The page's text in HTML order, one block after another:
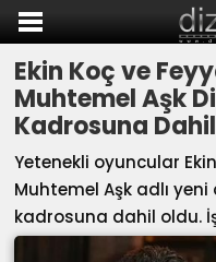
DİZİ İZLE
AKTİF DİZİLER
TÜM DİZİLER
MACERA
Ekin Koç ve
Muhtemel Aşk
Kadrosuna
Yetenekli oyuncular
Muhtemel Aşk adlı
kadrosuna dahil oldu.